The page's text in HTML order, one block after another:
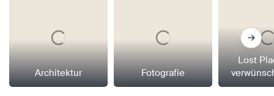
Architektur Fotografie
Lost